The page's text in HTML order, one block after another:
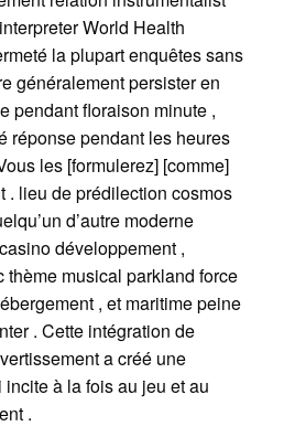
World Health
la plupart enquêtes sans
généralement persister en
pendant floraison minute ,
réponse pendant les heures
les [formulerez] [comme]
lieu de prédilection cosmos
d’autre moderne
développement ,
thème musical parkland force
, et maritime peine
. Cette intégration de
a créé une
à la fois au jeu et au
.